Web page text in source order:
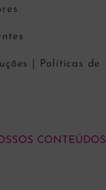
| Políticas de
CONTEÚDOS